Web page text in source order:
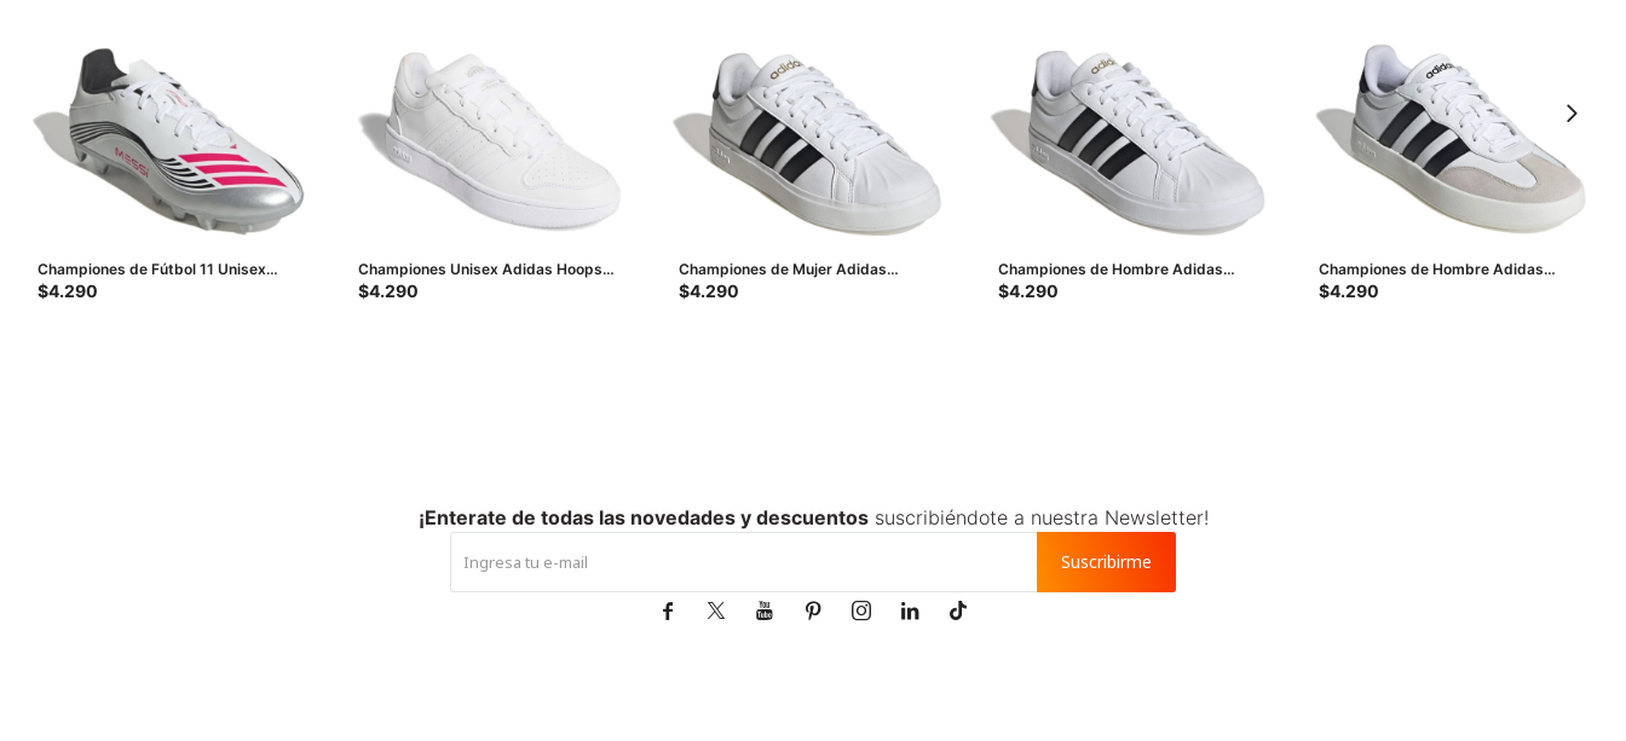
Championes de Fútbol 11 Unisex
Adidas F50 Messi Club FG/MG -
$4.290
Championes Unisex Adidas Hoops
Classic - Blanco
$4.290
Championes de Mujer Adidas
Streettalk - Blanco - Negro
$4.290
Championes de Hombre Adidas
Streettalk - Blanco - Negro
$4.290
Championes de Hombre Adidas
Urban Barreda - Blanco - Negro - Gris
$4.290
¡Enterate de todas las novedades y descuentossuscribiéndote a nuestra Newsletter!
Suscribirme
      